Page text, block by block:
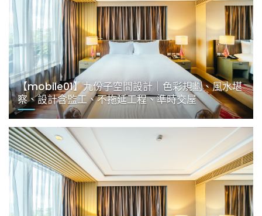
【mobile01】九份子空間設計｜色彩規劃、風水堪
察、設計含監工、不拖延工程、準時交屋